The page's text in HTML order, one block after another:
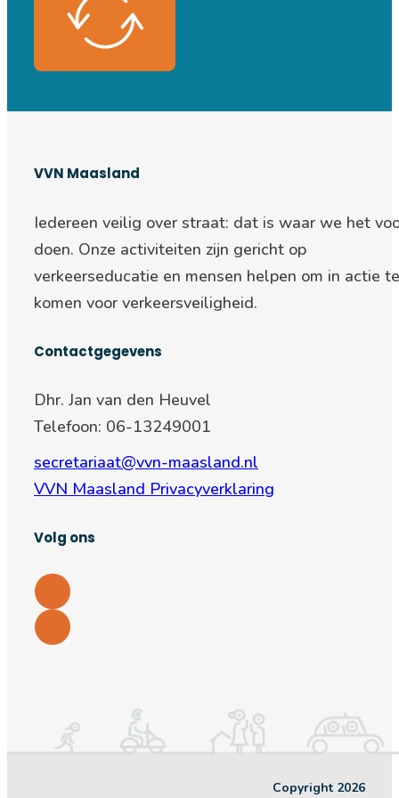
VVN Maasland
Iedereen veilig over straat: dat is waar we het
doen. Onze activiteiten zijn gericht op
verkeerseducatie en mensen helpen om in actie te
komen voor verkeersveiligheid.
Contactgegevens
Dhr. Jan van den Heuvel
Telefoon: 06-13249001
secretariaat@vvn-maasland.nl
VVN Maasland Privacyverklaring
Volg ons
Copyright 2026